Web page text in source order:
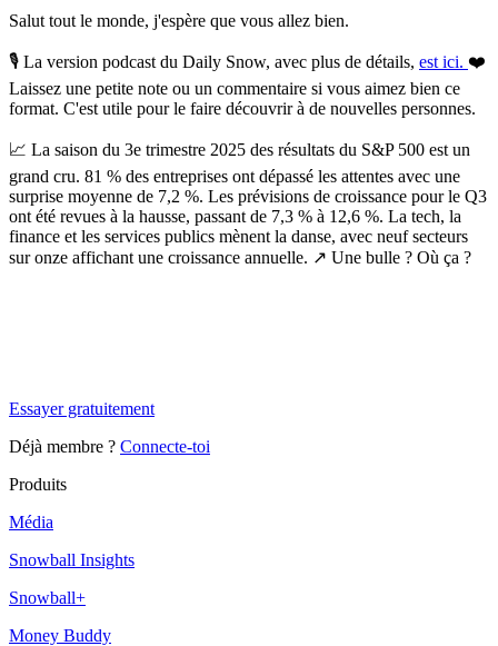
Salut tout le monde, j'espère que vous allez bien.
🎙️ La version podcast du Daily Snow, avec plus de détails, est ici. ❤️
Laissez une petite note ou un commentaire si vous aimez bien ce
format. C'est utile pour le faire découvrir à de nouvelles personnes.
📈 La saison du 3e trimestre 2025 des résultats du S&P 500 est un
grand cru. 81 % des entreprises ont dépassé les attentes avec une
surprise moyenne de 7,2 %. Les prévisions de croissance pour le Q3
ont été revues à la hausse, passant de 7,3 % à 12,6 %. La tech, la
finance et les services publics mènent la danse, avec neuf secteurs
sur onze affichant une croissance annuelle. ↗️ Une bulle ? Où ça ?
Essayer gratuitement
Déjà membre ? Connecte-toi
Produits
Média
Snowball Insights
Snowball+
Money Buddy